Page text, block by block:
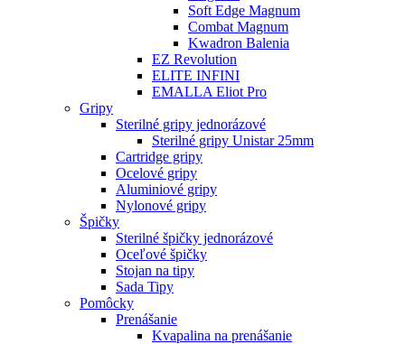
Soft Edge Magnum
Combat Magnum
Kwadron Balenia
EZ Revolution
ELITE INFINI
EMALLA Eliot Pro
Gripy
Sterilné gripy jednorázové
Sterilné gripy Unistar 25mm
Cartridge gripy
Ocelové gripy
Aluminiové gripy
Nylonové gripy
Špičky
Sterilné špičky jednorázové
Oceľové špičky
Stojan na tipy
Sada Tipy
Pomôcky
Prenášanie
Kvapalina na prenášanie